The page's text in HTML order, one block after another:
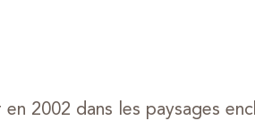
2002 dans les paysages